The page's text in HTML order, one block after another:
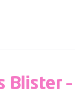
Blister –